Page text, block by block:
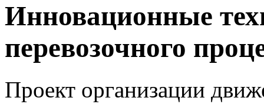
Инновационные
перевозочного
Проект организации